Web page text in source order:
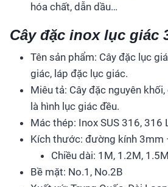
hóa chất, dẫn dầu…
Cây đặc inox lục giác
Tên sản phẩm: Cây đặc lục
giác, láp đặc lục giác.
Miêu tả: Cây đặc nguyên
là hình lục giác đều.
Mác thép: Inox SUS 316, 316
Kích thước: đường kính 3mm
Chiều dài: 1M, 1.2M,
Bề mặt: No.1, No.2B